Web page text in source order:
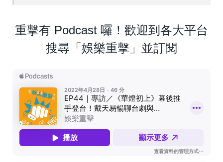
重擊有 Podcast 囉！歡迎到各大平台
搜尋「娛樂重擊」並訂閱